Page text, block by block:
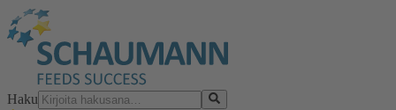
Haku